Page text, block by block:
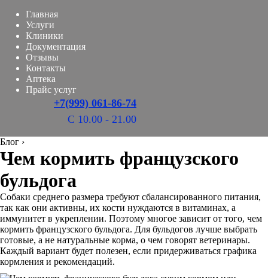
Главная
Услуги
Клиники
Документация
Отзывы
Контакты
Аптека
Прайс услуг
+7(999) 061-86-74
С 10.00 - 21.00
Блог ›
Чем кормить французского
бульдога
Собаки среднего размера требуют сбалансированного питания,
так как они активны, их кости нуждаются в витаминах, а
иммунитет в укреплении. Поэтому многое зависит от того, чем
кормить французского бульдога. Для бульдогов лучше выбрать
готовые, а не натуральные корма, о чем говорят ветеринары.
Каждый вариант будет полезен, если придерживаться графика
кормления и рекомендаций.